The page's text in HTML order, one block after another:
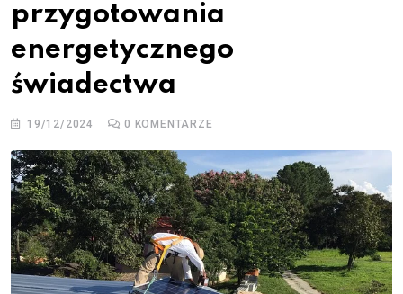
przygotowania
energetycznego
świadectwa
19/12/2024 0 KOMENTARZE